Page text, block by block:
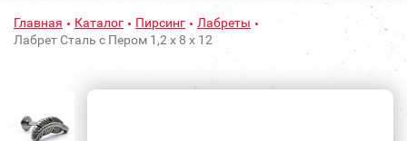
Главная Каталог Пирсинг
Лабреты
Лабрет Сталь с Пером 1,2 х 8 х 12